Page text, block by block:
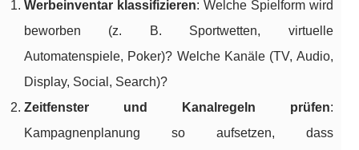
Werbeinventar klassifizieren: Welche Spielform wird
beworben (z. B. Sportwetten, virtuelle
Automatenspiele, Poker)? Welche Kanäle (TV, Audio,
Display, Social, Search)?
Zeitfenster und Kanalregeln prüfen:
Kampagnenplanung so aufsetzen, dass